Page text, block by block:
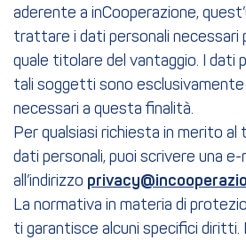
aderente a inCooperazione,
trattare i dati personali necessari
quale titolare del vantaggio. I dati
tali soggetti sono
necessari a questa finalità.
Per qualsiasi richiesta in merito
dati personali, puoi scrivere una e-
all’indirizzo
La normativa in materia di
ti garantisce alcuni specifici diritti.